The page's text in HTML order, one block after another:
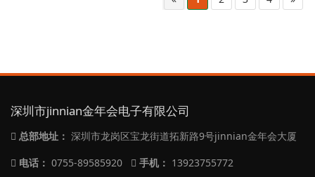
深圳市jinnian金年会电子有限公司
总部地址： 深圳市龙岗区宝龙街道拓新路9号jinnian金年会大厦
电话： 0755-89585920 手机： 13923755772